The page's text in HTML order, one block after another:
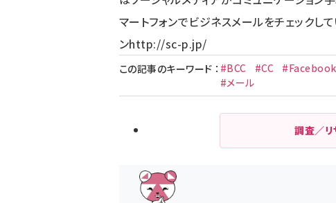
マートフォンでビジネスメールをチェックし
ンhttp://sc-p.jp/
この記事のキーワード ： #BCC #CC #Facebook
#メール
調査／